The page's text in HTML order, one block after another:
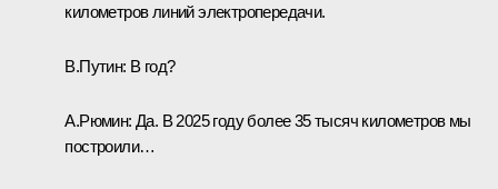
километров линий электропередачи.
В.Путин: В год?
А.Рюмин: Да. В 2025 году более 35 тысяч километров мы
построили…